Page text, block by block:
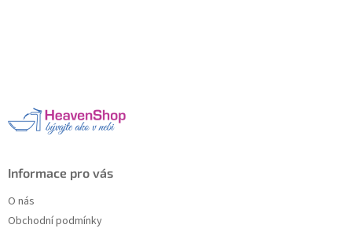
Informace pro vás
O nás
Obchodní podmínky